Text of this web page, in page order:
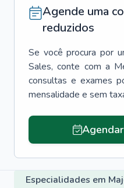
Agende uma
reduzidos
Se você procura por
Sales, conte com a
consultas e exames
mensalidade e sem
Especialidades em